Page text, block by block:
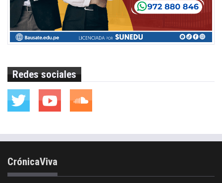
Redes sociales
CrónicaViva